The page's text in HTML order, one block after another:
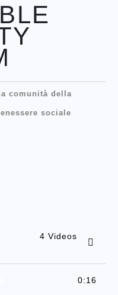
comunità della
sociale
4 Videos
0:16